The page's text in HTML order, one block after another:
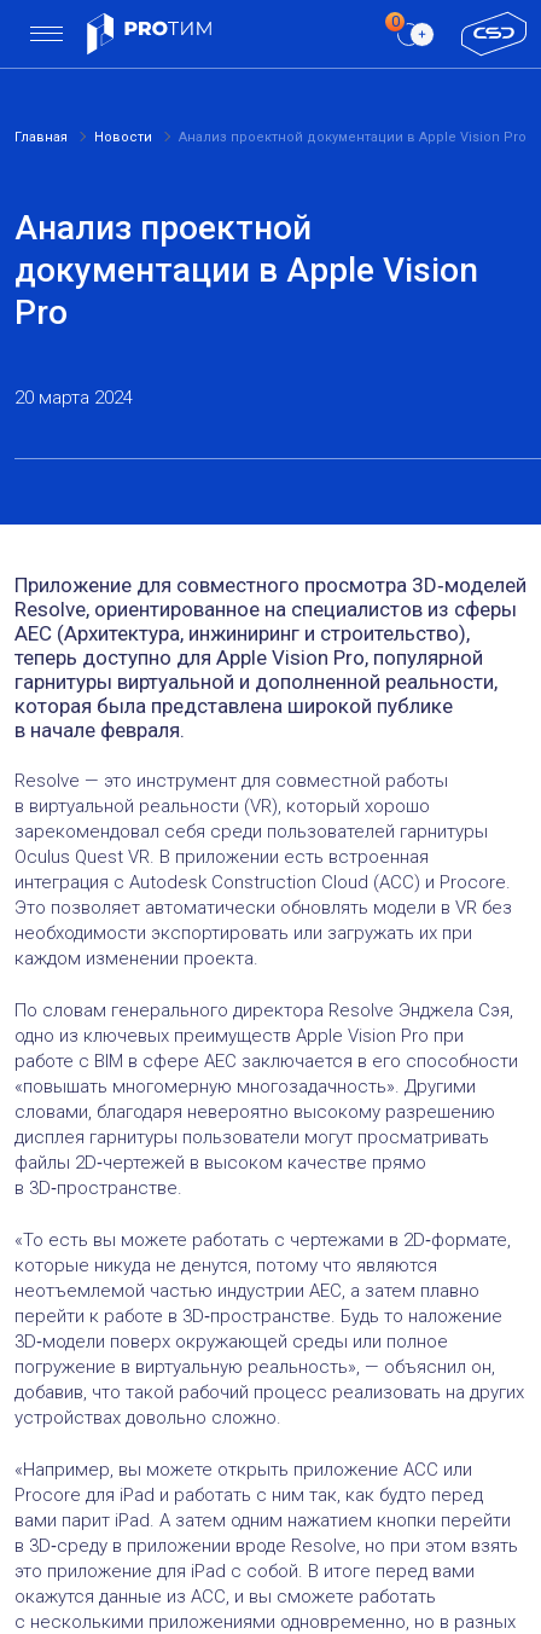
Главная Новости Анализ проектной документации в Apple Vision Pro
Анализ проектной
документации в Apple Vision
Pro
20 марта 2024
Приложение для совместного просмотра 3D‑моделей
Resolve, ориентированное на специалистов из сферы
AEC (Архитектура, инжиниринг и строительство),
теперь доступно для Apple Vision Pro, популярной
гарнитуры виртуальной и дополненной реальности,
которая была представлена широкой публике
в начале февраля.
Resolve — это инструмент для совместной работы
в виртуальной реальности (VR), который хорошо
зарекомендовал себя среди пользователей гарнитуры
Oculus Quest VR. В приложении есть встроенная
интеграция с Autodesk Construction Cloud (ACC) и Procore.
Это позволяет автоматически обновлять модели в VR без
необходимости экспортировать или загружать их при
каждом изменении проекта.
По словам генерального директора Resolve Энджела Сэя,
одно из ключевых преимуществ Apple Vision Pro при
работе с BIM в сфере AEC заключается в его способности
«повышать многомерную многозадачность». Другими
словами, благодаря невероятно высокому разрешению
дисплея гарнитуры пользователи могут просматривать
файлы 2D‑чертежей в высоком качестве прямо
в 3D‑пространстве.
«То есть вы можете работать с чертежами в 2D‑формате,
которые никуда не денутся, потому что являются
неотъемлемой частью индустрии AEC, а затем плавно
перейти к работе в 3D‑пространстве. Будь то наложение
3D‑модели поверх окружающей среды или полное
погружение в виртуальную реальность», — объяснил он,
добавив, что такой рабочий процесс реализовать на других
устройствах довольно сложно.
«Например, вы можете открыть приложение ACC или
Procore для iPad и работать с ним так, как будто перед
вами парит iPad. А затем одним нажатием кнопки перейти
в 3D‑среду в приложении вроде Resolve, но при этом взять
это приложение для iPad с собой. В итоге перед вами
окажутся данные из ACC, и вы сможете работать
с несколькими приложениями одновременно, но в разных